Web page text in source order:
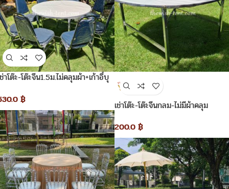
าโต๊ะ-โต๊ะจีน1.5ม.ไม่คลุมผ้า+เก้าอี้บุ
฿
เช่าโต๊ะ-โต๊ะจีนกลม-ไม่มีผ้าคลุม
200.0 ฿